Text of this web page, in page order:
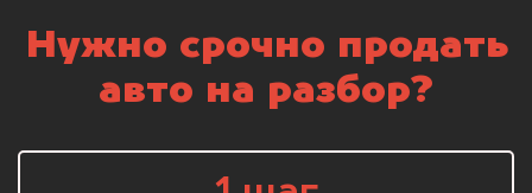
Нужно срочно продать
авто на разбор?